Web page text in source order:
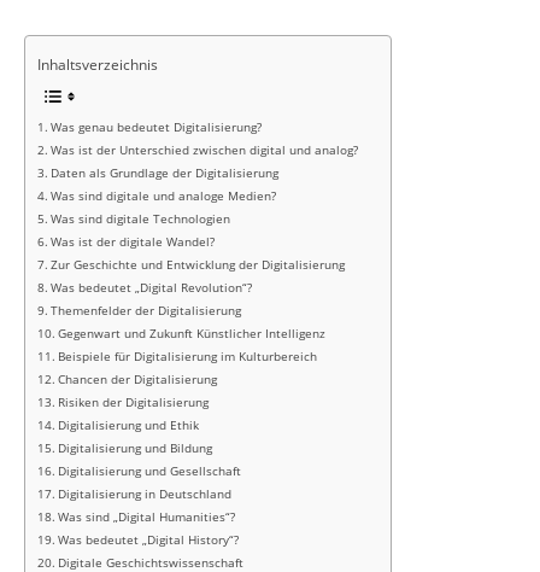
Inhaltsverzeichnis
Was genau bedeutet Digitalisierung?
Was ist der Unterschied zwischen digital und analog?
Daten als Grundlage der Digitalisierung
Was sind digitale und analoge Medien?
Was sind digitale Technologien
Was ist der digitale Wandel?
Zur Geschichte und Entwicklung der Digitalisierung
Was bedeutet „Digital Revolution“?
Themenfelder der Digitalisierung
Gegenwart und Zukunft Künstlicher Intelligenz
Beispiele für Digitalisierung im Kulturbereich
Chancen der Digitalisierung
Risiken der Digitalisierung
Digitalisierung und Ethik
Digitalisierung und Bildung
Digitalisierung und Gesellschaft
Digitalisierung in Deutschland
Was sind „Digital Humanities“?
Was bedeutet „Digital History“?
Digitale Geschichtswissenschaft